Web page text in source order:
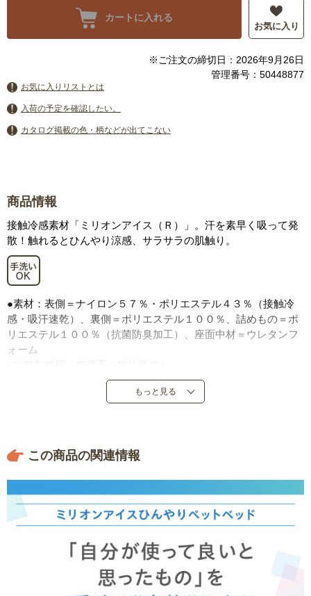
カートに入れる
お気に入り
※ご注文の締切日：2026年9月26日
管理番号：50448877
お気に入りリストとは
入荷の予定を確認したい。
カタログ掲載の色・柄などが出てこない
商品情報
接触冷感素材「ミリオンアイス（Ｒ）」。汗を素早く吸って発
散！触れるとひんやり涼感、サラサラの肌触り。
●素材：表側＝ナイロン５７％・ポリエステル４３％（接触冷
感・吸汗速乾）、裏側＝ポリエステル１００％、詰めもの＝ポ
リエステル１００％（抗菌防臭加工）、座面中材＝ウレタンフ
ォーム
●重量：Ｓ＝約２９０ｇ、Ｍ＝約３２０ｇ、Ｌ＝約４４０ｇ
●サイズ：Ｓ＝４２×３９×高５ｃｍ、Ｍ＝５３×４３×高５ｃ
もっと見る
この商品の関連情報